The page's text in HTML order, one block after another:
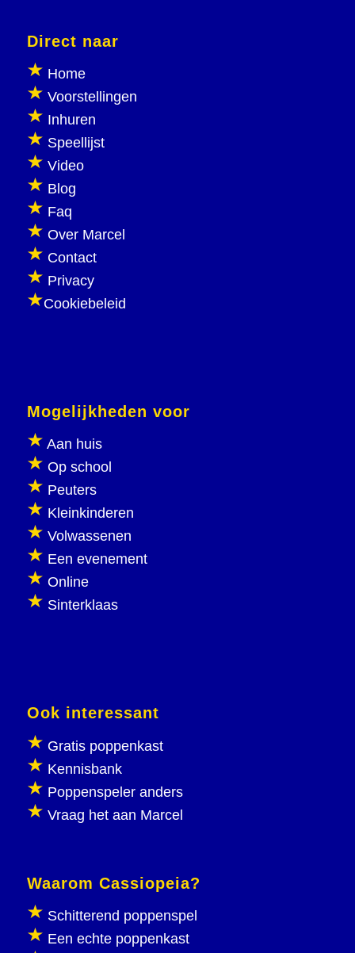
Direct naar
Home
Voorstellingen
Inhuren
Speellijst
Video
Blog
Faq
Over Marcel
Contact
Privacy
Cookiebeleid
Mogelijkheden voor
Aan huis
Op school
Peuters
Kleinkinderen
Volwassenen
Een evenement
Online
Sinterklaas
Ook interessant
Gratis poppenkast
Kennisbank
Poppenspeler anders
Vraag het aan Marcel
Waarom Cassiopeia?
Schitterend poppenspel
Een echte poppenkast